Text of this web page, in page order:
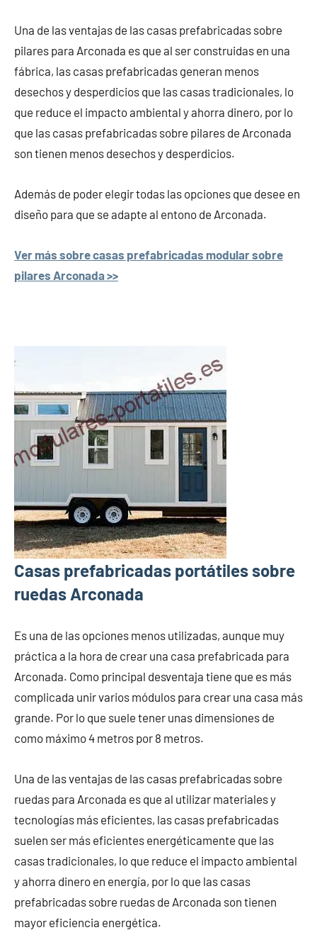
Una de las ventajas de las casas prefabricadas sobre
pilares para Arconada es que al ser construidas en una
fábrica, las casas prefabricadas generan menos
desechos y desperdicios que las casas tradicionales, lo
que reduce el impacto ambiental y ahorra dinero, por lo
que las casas prefabricadas sobre pilares de Arconada
son tienen menos desechos y desperdicios.
Además de poder elegir todas las opciones que desee en
diseño para que se adapte al entono de Arconada.
Ver más sobre casas prefabricadas modular sobre
pilares Arconada >>
Casas prefabricadas portátiles sobre
ruedas Arconada
Es una de las opciones menos utilizadas, aunque muy
práctica a la hora de crear una casa prefabricada para
Arconada. Como principal desventaja tiene que es más
complicada unir varios módulos para crear una casa más
grande. Por lo que suele tener unas dimensiones de
como máximo 4 metros por 8 metros.
Una de las ventajas de las casas prefabricadas sobre
ruedas para Arconada es que al utilizar materiales y
tecnologías más eficientes, las casas prefabricadas
suelen ser más eficientes energéticamente que las
casas tradicionales, lo que reduce el impacto ambiental
y ahorra dinero en energía, por lo que las casas
prefabricadas sobre ruedas de Arconada son tienen
mayor eficiencia energética.